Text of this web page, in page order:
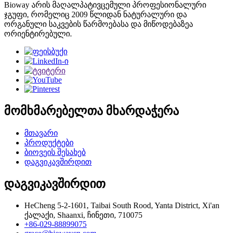
Bioway არის მაღალპატივცემული პროფესიონალური
ჯგუფი, რომელიც 2009 წლიდან ნატურალური და
ორგანული საკვების წარმოებასა და მიწოდებაზეა
ორიენტირებული.
მომხმარებელთა მხარდაჭერა
მთავარი
პროდუქტები
ბიოვეის შესახებ
დაგვიკავშირდით
დაგვიკავშირდით
HeCheng 5-2-1601, Taibai South Rood, Yanta District, Xi'an
ქალაქი, Shaanxi, ჩინეთი, 710075
+86-029-88899075